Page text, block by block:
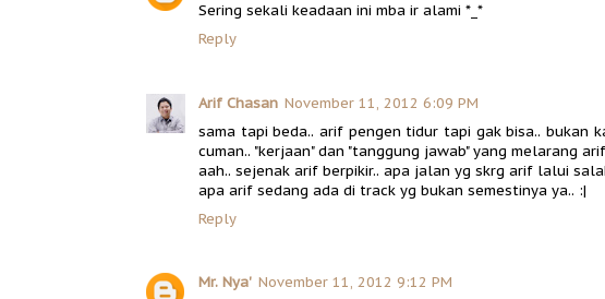
Sering sekali keadaan ini mba ir alami *_*
Reply
Arif Chasan November 11, 2012 6:09 PM
sama tapi beda.. arif pengen tidur tapi gak bisa.. bukan
cuman.. "kerjaan" dan "tanggung jawab" yang melarang
aah.. sejenak arif berpikir.. apa jalan yg skrg arif lalui
apa arif sedang ada di track yg bukan semestinya ya.. :|
Reply
Mr. Nya' November 11, 2012 9:12 PM